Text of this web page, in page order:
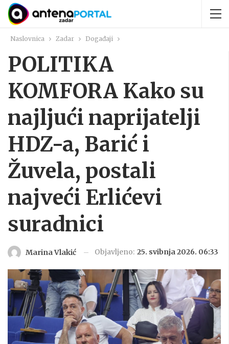
Naslovnica Zadar Događaji
POLITIKA
KOMFORA Kako su
najljući naprijatelji
HDZ-a, Barić i
Žuvela, postali
najveći Erlićevi
suradnici
Marina Vlakić Objavljeno: 25. svibnja 2026. 06:33